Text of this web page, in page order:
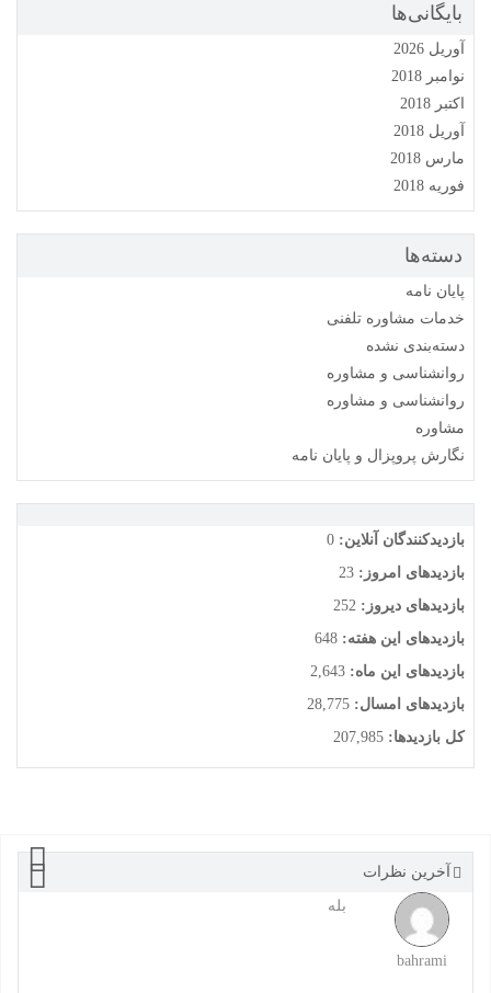
بایگانی‌ها
آوریل 2026
نوامبر 2018
اکتبر 2018
آوریل 2018
مارس 2018
فوریه 2018
دسته‌ها
پایان نامه
خدمات مشاوره تلفنی
دسته‌بندی نشده
روانشناسی و مشاوره
روانشناسی و مشاوره
مشاوره
نگارش پروپزال و پایان نامه
بازدیدکنندگان آنلاین: 0
بازدیدهای امروز: 23
بازدیدهای دیروز: 252
بازدیدهای این هفته: 648
بازدیدهای این ماه: 2,643
بازدیدهای امسال: 28,775
کل بازدیدها: 207,985
آخرین نظرات
bahrami
بله